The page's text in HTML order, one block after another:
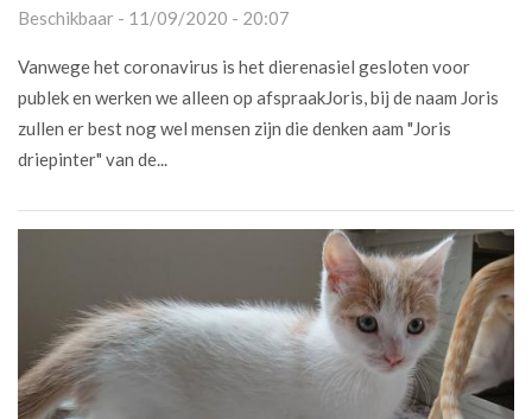
Beschikbaar - 11/09/2020 - 20:07
Vanwege het coronavirus is het dierenasiel gesloten voor
publek en werken we alleen op afspraakJoris, bij de naam Joris
zullen er best nog wel mensen zijn die denken aam "Joris
driepinter" van de...